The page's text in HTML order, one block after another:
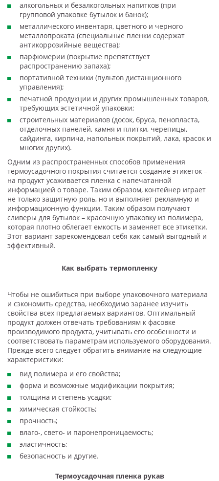
алкогольных и безалкогольных напитков (при
групповой упаковке бутылок и банок);
металлического инвентаря, цветного и черного
металлопроката (специальные пленки содержат
антикоррозийные вещества);
парфюмерии (покрытие препятствует
распространению запаха);
портативной техники (пультов дистанционного
управления);
печатной продукции и других промышленных товаров,
требующих эстетичной упаковки;
строительных материалов (досок, бруса, пенопласта,
отделочных панелей, камня и плитки, черепицы,
сайдинга, кирпича, напольных покрытий, лака, красок и
многих других).
Одним из распространенных способов применения
термоусадочного покрытия считается создание этикеток –
на продукт усаживается пленка с напечатанной
информацией о товаре. Таким образом, контейнер играет
не только защитную роль, но и выполняет рекламную и
информационную функции. Таким образом получают
сливеры для бутылок – красочную упаковку из полимера,
которая плотно облегает емкость и заменяет все этикетки.
Этот вариант зарекомендовал себя как самый выгодный и
эффективный.
Как выбрать термопленку
Чтобы не ошибиться при выборе упаковочного материала
и сэкономить средства, необходимо заранее изучить
свойства всех предлагаемых вариантов. Оптимальный
продукт должен отвечать требованиям к фасовке
производимого продукта, учитывать его особенности и
соответствовать параметрам используемого оборудования.
Прежде всего следует обратить внимание на следующие
характеристики:
вид полимера и его свойства;
форма и возможные модификации покрытия;
толщина и степень усадки;
химическая стойкость;
прочность;
влаго-, свето- и паронепроницаемость;
эластичность;
безопасность и другие.
Термоусадочная пленка рукав